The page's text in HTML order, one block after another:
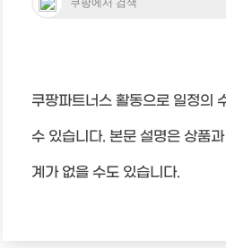
쿠팡파트너스 활동으로 일정의
수 있습니다. 본문 설명은 상품
계가 없을 수도 있습니다.